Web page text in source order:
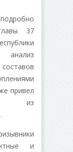
37
привел
из
и